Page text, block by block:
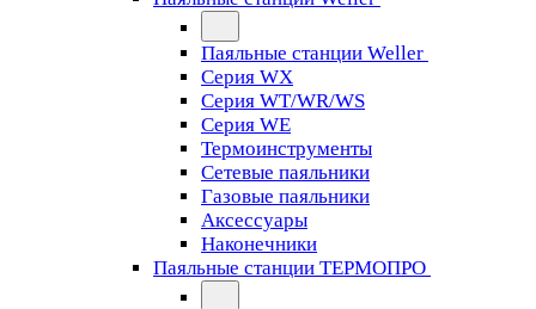
Паяльные станции Weller
Серия WX
Серия WT/WR/WS
Серия WE
Термоинструменты
Сетевые паяльники
Газовые паяльники
Аксессуары
Наконечники
Паяльные станции ТЕРМОПРО